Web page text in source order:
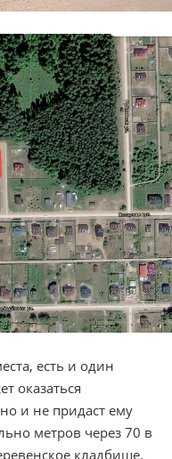
есть и один
оказаться
и не придаст ему
метров через 70 в
кладбище.